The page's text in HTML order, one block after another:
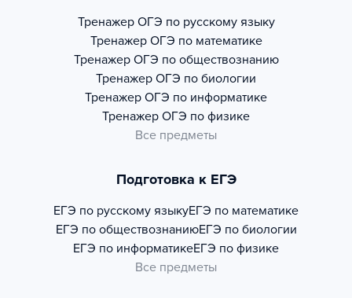
Тренажер ОГЭ по русскому языку
Тренажер ОГЭ по математике
Тренажер ОГЭ по обществознанию
Тренажер ОГЭ по биологии
Тренажер ОГЭ по информатике
Тренажер ОГЭ по физике
Все предметы
Подготовка к ЕГЭ
ЕГЭ по русскому языкуЕГЭ по математике
ЕГЭ по обществознаниюЕГЭ по биологии
ЕГЭ по информатикеЕГЭ по физике
Все предметы